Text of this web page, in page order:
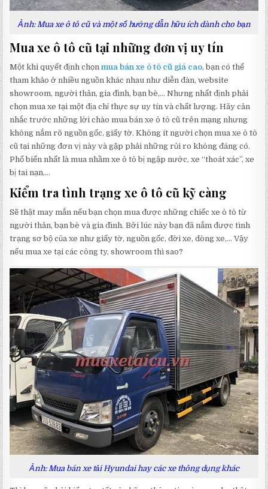
Ảnh: Mua xe ô tô cũ và một số hướng dẫn hữu ích dành cho bạn
Mua xe ô tô cũ tại những đơn vị uy tín
Một khi quyết định chọnmua bán xe ô tô cũ giá cao, bạn có thể
tham khảo ở nhiều nguồn khác nhau như diễn đàn, website
showroom, người thân, gia đình, bạn bè,… Nhưng nhất định phải
chọn mua xe tại một địa chỉ thực sự uy tín và chất lượng. Hãy cân
nhắc trước những lời chào mua bán xe ô tô cũ trên mạng nhưng
không nắm rõ nguồn gốc, giấy tờ. Không ít người chọn mua xe ô tô
cũ tại những đơn vị này và gặp phải những rủi ro không đáng có.
Phổ biến nhất là mua nhầm xe ô tô bị ngập nước, xe “thoát xác”, xe
bị tai nạn,…
Kiểm tra tình trạng xe ô tô cũ kỹ càng
Sẽ thật may mắn nếu bạn chọn mua được những chiếc xe ô tô từ
người thân, bạn bè và gia đình. Bởi lúc này bạn đã nắm được tình
trạng sơ bộ của xe như giấy tờ, nguồn gốc, đời xe, dòng xe,… Vậy
nếu mua xe tại các công ty, showroom thì sao?
Ảnh: Mua bán xe tải Hyundai hay các xe thông dụng khác